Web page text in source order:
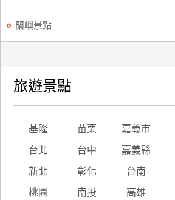
蘭嶼景點
旅遊景點
基隆 苗栗 嘉義市
台北 台中 嘉義縣
新北 彰化 台南
桃園 南投 高雄